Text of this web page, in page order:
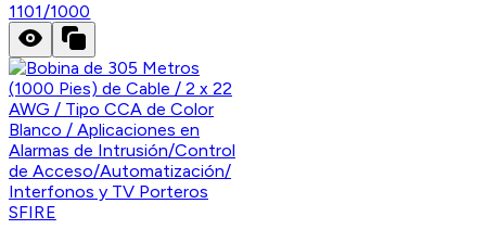
1101/1000
SFIRE